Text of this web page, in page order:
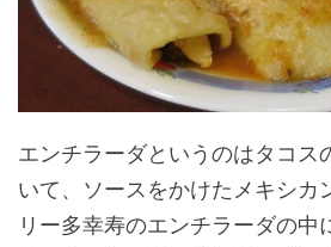
エンチラーダというのはタコス
いて、ソースをかけたメキシカ
リー多幸寿のエンチラーダの中